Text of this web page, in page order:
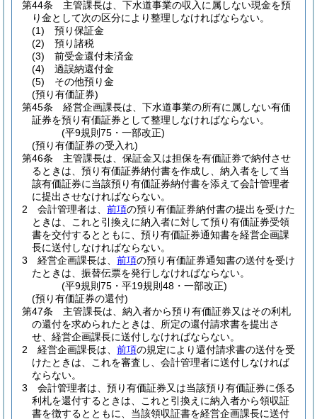
第44条
主管課長は、下水道事業の収入に属しない現金を預
り金として次の区分により整理しなければならない。
(1)
預り保証金
(2)
預り諸税
(3)
前受金還付未済金
(4)
過誤納還付金
(5)
その他預り金
(預り有価証券)
第45条
経営企画課長は、下水道事業の所有に属しない有価
証券を預り有価証券として整理しなければならない。
(平9規則75・一部改正)
(預り有価証券の受入れ)
第46条
主管課長は、保証金又は担保を有価証券で納付させ
るときは、預り有価証券納付書を作成し、納入者をして当
該有価証券に当該預り有価証券納付書を添えて会計管理者
に提出させなければならない。
2
会計管理者は、 前項の預り有価証券納付書の提出を受けた
ときは、これと引換えに納入者に対して預り有価証券受領
書を交付するとともに、預り有価証券通知書を経営企画課
長に送付しなければならない。
3
経営企画課長は、 前項の預り有価証券通知書の送付を受け
たときは、振替伝票を発行しなければならない。
(平9規則75・平19規則48・一部改正)
(預り有価証券の還付)
第47条
主管課長は、納入者から預り有価証券又はその利札
の還付を求められたときは、所定の還付請求書を提出さ
せ、経営企画課長に送付しなければならない。
2
経営企画課長は、 前項の規定により還付請求書の送付を受
けたときは、これを審査し、会計管理者に送付しなければ
ならない。
3
会計管理者は、預り有価証券又は当該預り有価証券に係る
利札を還付するときは、これと引換えに納入者から領収証
書を徴するとともに、当該領収証書を経営企画課長に送付